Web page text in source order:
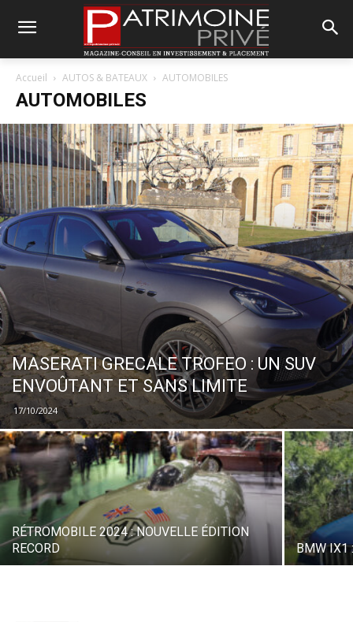
Accueil AUTOS & BATEAUX AUTOMOBILES
AUTOMOBILES
MASERATI GRECALE TROFEO : UN SUV
ENVOÛTANT ET SANS LIMITE
17/10/2024
RÉTROMOBILE 2024 : NOUVELLE ÉDITION
RECORD
BMW IX1